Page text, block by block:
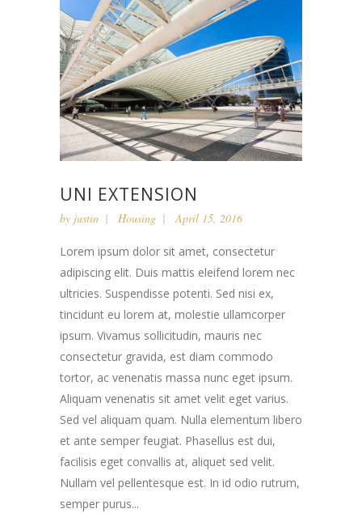
UNI EXTENSION
by justin Housing April 15, 2016
Lorem ipsum dolor sit amet, consectetur
adipiscing elit. Duis mattis eleifend lorem nec
ultricies. Suspendisse potenti. Sed nisi ex,
tincidunt eu lorem at, molestie ullamcorper
ipsum. Vivamus sollicitudin, mauris nec
consectetur gravida, est diam commodo
tortor, ac venenatis massa nunc eget ipsum.
Aliquam venenatis sit amet velit eget varius.
Sed vel aliquam quam. Nulla elementum libero
et ante semper feugiat. Phasellus est dui,
facilisis eget convallis at, aliquet sed velit.
Nullam vel pellentesque est. In id odio rutrum,
semper purus...